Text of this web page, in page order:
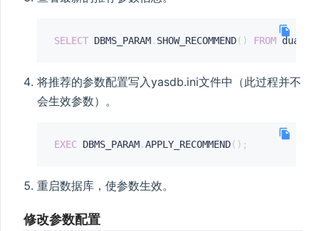
SELECT DBMS_PARAM. SHOW_RECOMMEND( ) FROM dual
将推荐的参数配置写入yasdb.ini文件中（此过程并不
会生效参数）。
EXEC DBMS_PARAM.APPLY_RECOMMEND( ) ;
重启数据库，使参数生效。
修改参数配置